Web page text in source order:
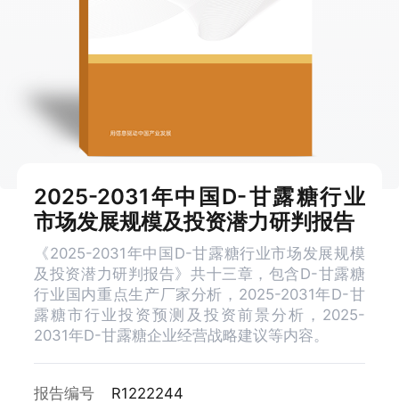
2025-2031年中国D-甘露糖行业
市场发展规模及投资潜力研判报告
《2025-2031年中国D-甘露糖行业市场发展规模
及投资潜力研判报告》共十三章，包含D-甘露糖
行业国内重点生产厂家分析，2025-2031年D-甘
露糖市行业投资预测及投资前景分析，2025-
2031年D-甘露糖企业经营战略建议等内容。
报告编号 R1222244